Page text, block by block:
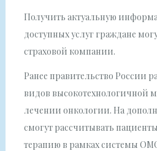
Получить актуальную
доступных услуг граждане
страховой компании.
Ранее правительство России
видов
лечении онкологии. На
смогут рассчитывать
терапию в рамках системы